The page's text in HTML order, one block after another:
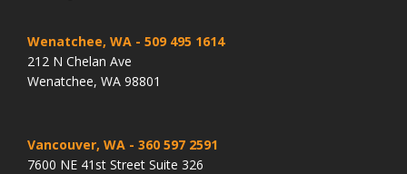
Wenatchee, WA - 509 495 1614
212 N Chelan Ave
Wenatchee, WA 98801
Vancouver, WA - 360 597 2591
7600 NE 41st Street Suite 326